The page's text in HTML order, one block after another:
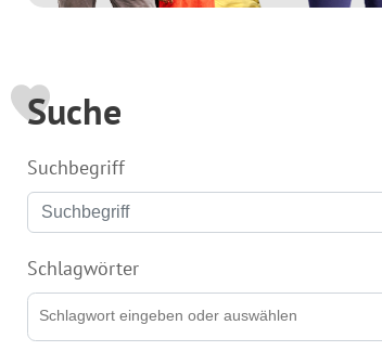
Suche
Suchbegriff
Schlagwörter